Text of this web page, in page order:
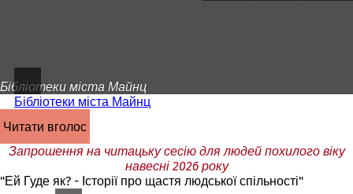
Бібліотеки міста Майнц
Бібліотеки міста Майнц
читати вголос
Запрошення на читацьку сесію для людей похилого віку
навесні 2026 року
"Ей Гуде як? - Історії про щастя людської спільності"